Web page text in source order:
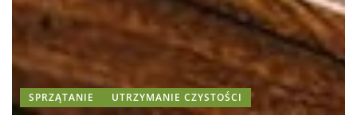
SPRZĄTANIE UTRZYMANIE CZYSTOŚCI